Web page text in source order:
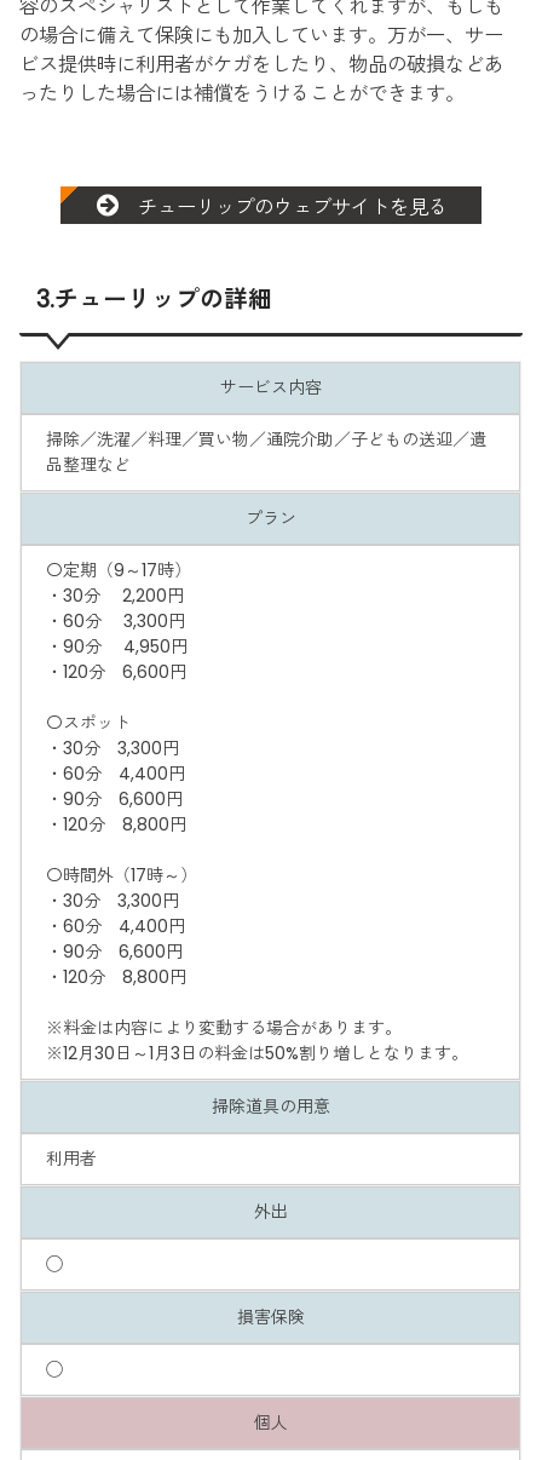
容のスペシャリストとして作業してくれますが、もしも
の場合に備えて保険にも加入しています。万が一、サー
ビス提供時に利用者がケガをしたり、物品の破損などあ
ったりした場合には補償をうけることができます。
チューリップのウェブサイトを見る
3.チューリップの詳細
サービス内容
掃除／洗濯／料理／買い物／通院介助／子どもの送迎／遺
品整理など
プラン
〇定期（9～17時）
・30分 2,200円
・60分 3,300円
・90分 4,950円
・120分 6,600円
〇スポット
・30分 3,300円
・60分 4,400円
・90分 6,600円
・120分 8,800円
〇時間外（17時～）
・30分 3,300円
・60分 4,400円
・90分 6,600円
・120分 8,800円
※料金は内容により変動する場合があります。
※12月30日～1月3日の料金は50%割り増しとなります。
掃除道具の用意
利用者
外出
◯
損害保険
◯
個人